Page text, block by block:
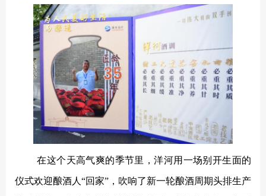
在这个天高气爽的季节里，洋河用一场别开生面的
仪式欢迎酿酒人 “回家”，吹响了新一轮酿酒周期头排生产